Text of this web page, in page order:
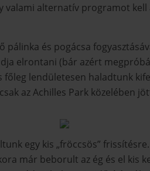
alternatív programot
pálinka és pogácsa
elrontani (bár azért
lendületesen haladtunk
az Achilles Park közelében
egy kis „fröccsös”
már beborult az ég és el kis